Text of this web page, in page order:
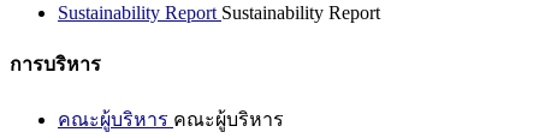
Sustainability Report Sustainability Report
การบริหาร
คณะผู้บริหาร คณะผู้บริหาร